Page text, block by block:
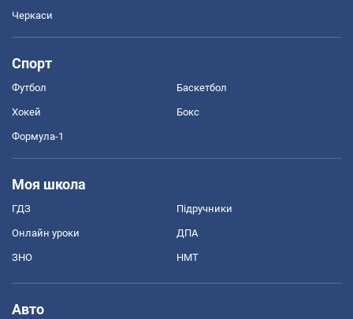
Черкаси
Спорт
Футбол Баскетбол
Хокей Бокс
Формула-1
Моя школа
ГДЗ Підручники
Онлайн уроки ДПА
ЗНО НМТ
Авто